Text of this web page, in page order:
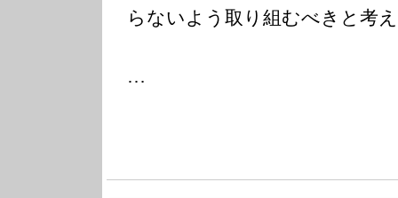
らないよう取り組むべきと考
…